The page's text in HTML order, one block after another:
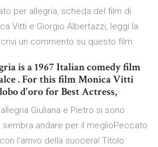
per allegria, scheda del film di
Vitti e Giorgio Albertazzi, leggi la
un commento su questo film
is a 1967 Italian comedy film
. For this film Monica Vitti
d'oro for Best Actress,
Giuliana e Pietro si sono
andare per il meglioPeccato
l'arrivo della suocera! Titolo